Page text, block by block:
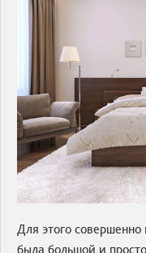
Для этого совершенно
была большой и